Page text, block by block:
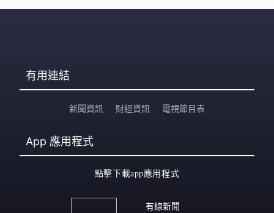
有用連結
新聞資訊 財經資訊 電視節目表
App 應用程式
點擊下載app應用程式
有線新聞